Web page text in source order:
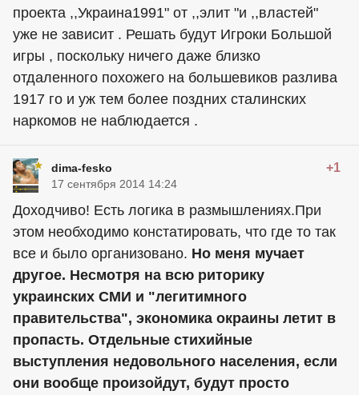
проекта ,,Украина1991" от ,,элит "и ,,властей"
уже не зависит . Решать будут Игроки Большой
игры , поскольку ничего даже близко
отдаленного похожего на большевиков разлива
1917 го и уж тем более поздних сталинских
наркомов не наблюдается .
dima-fesko +1
17 сентября 2014 14:24
Доходчиво! Есть логика в размышлениях.При
этом необходимо констатировать, что где то так
все и было организовано. Но меня мучает
другое. Несмотря на всю риторику
украинских СМИ и "легитимного
правительства", экономика окраины летит в
пропасть. Отдельные стихийные
выступления недовольного населения, если
они вообще произойдут, будут просто